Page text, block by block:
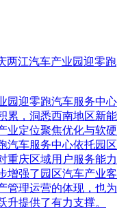
两江汽车产业园迎零跑
园迎零跑汽车服务中心
累，洞悉西南地区新能
业定位聚焦优化与软硬
汽车服务中心依托园区
重庆区域用户服务能力
增强了园区汽车产业客
管理运营的体现，也为
升提供了有力支撑。